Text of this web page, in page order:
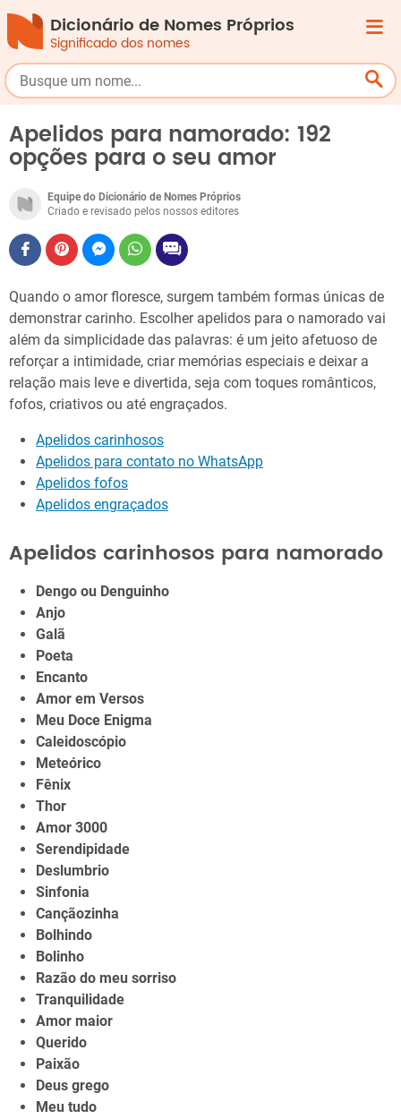
Dicionário de Nomes Próprios
Significado dos nomes
Apelidos para namorado: 192
opções para o seu amor
Equipe do Dicionário de Nomes Próprios
Criado e revisado pelos nossos editores
Quando o amor floresce, surgem também formas únicas de
demonstrar carinho. Escolher apelidos para o namorado vai
além da simplicidade das palavras: é um jeito afetuoso de
reforçar a intimidade, criar memórias especiais e deixar a
relação mais leve e divertida, seja com toques românticos,
fofos, criativos ou até engraçados.
Apelidos carinhosos
Apelidos para contato no WhatsApp
Apelidos fofos
Apelidos engraçados
Apelidos carinhosos para namorado
Dengo ou Denguinho
Anjo
Galã
Poeta
Encanto
Amor em Versos
Meu Doce Enigma
Caleidoscópio
Meteórico
Fênix
Thor
Amor 3000
Serendipidade
Deslumbrio
Sinfonia
Cançãozinha
Bolhindo
Bolinho
Razão do meu sorriso
Tranquilidade
Amor maior
Querido
Paixão
Deus grego
Meu tudo